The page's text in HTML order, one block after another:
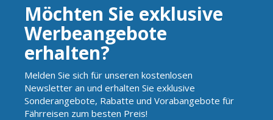
Möchten Sie exklusive
Werbeangebote
erhalten?
Melden Sie sich für unseren kostenlosen
Newsletter an und erhalten Sie exklusive
Sonderangebote, Rabatte und Vorabangebote für
Fährreisen zum besten Preis!